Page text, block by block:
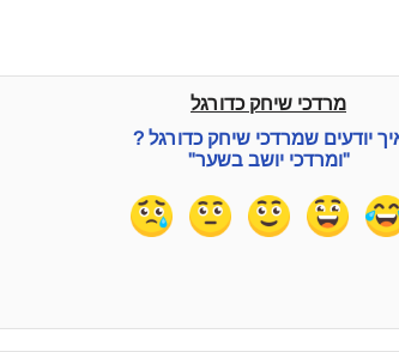
מרדכי שיחק כדורגל
יודעים שמרדכי שיחק כדורגל ?
"ומרדכי יושב בשער"